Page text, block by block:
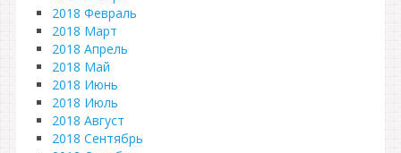
2018 Февраль
2018 Март
2018 Апрель
2018 Май
2018 Июнь
2018 Июль
2018 Август
2018 Сентябрь